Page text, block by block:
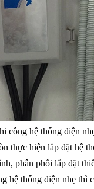
công hệ thống điện
thực hiện lắp đặt hệ
phân phối lắp đặt
hệ thống điện nhẹ thì